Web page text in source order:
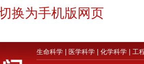
换为手机版网页
生命科学 医学科学 化学科学 工